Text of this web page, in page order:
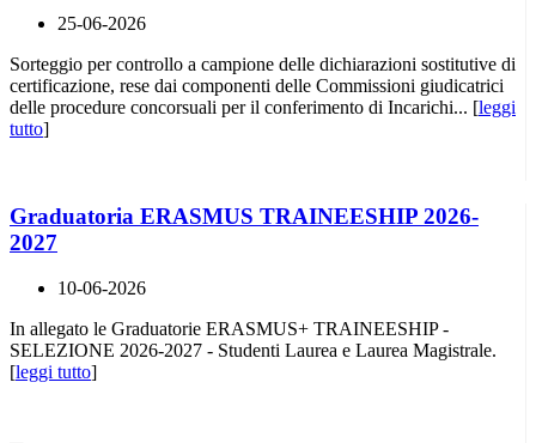
25-06-2026
Sorteggio per controllo a campione delle dichiarazioni sostitutive di
certificazione, rese dai componenti delle Commissioni giudicatrici
delle procedure concorsuali per il conferimento di Incarichi... [leggi
tutto]
Graduatoria ERASMUS TRAINEESHIP 2026-
2027
10-06-2026
In allegato le Graduatorie ERASMUS+ TRAINEESHIP -
SELEZIONE 2026-2027 - Studenti Laurea e Laurea Magistrale.
[leggi tutto]